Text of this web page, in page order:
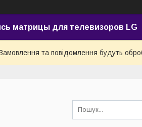
матрицы для телевизоров LG
та повідомлення будуть